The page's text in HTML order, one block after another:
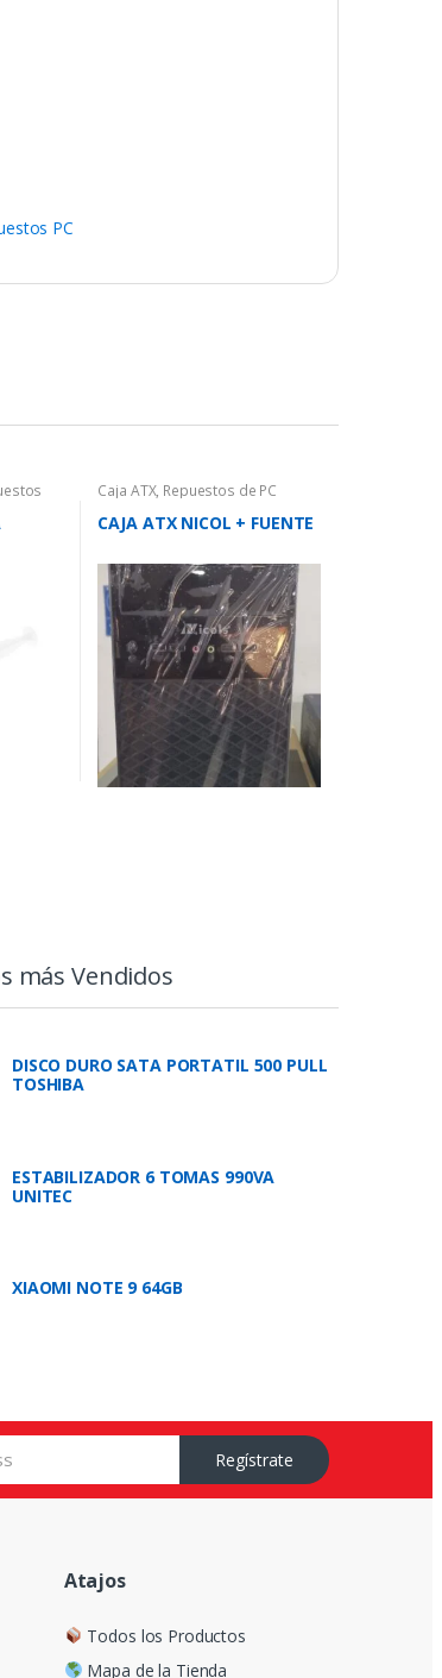
PC
Caja ATX, Repuestos de PC
CAJA ATX NICOL + FUENTE
más Vendidos
DISCO DURO SATA PORTATIL 500 PULL
TOSHIBA
ESTABILIZADOR 6 TOMAS 990VA
UNITEC
XIAOMI NOTE 9 64GB
Regístrate
Atajos
Todos los Productos
Mapa de la Tienda